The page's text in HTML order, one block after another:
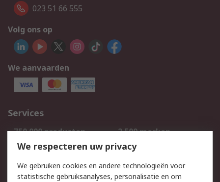
023 51 66 555
Volg ons op
We aanvaarden
Services
750.000 producten
2.500 merken
Bestellen
Inkoopoplossingen
Track & Trace
We respecteren uw privacy
We gebruiken cookies en andere technologieën voor
statistische gebruiksanalyses, personalisatie en om